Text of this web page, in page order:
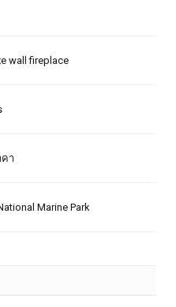
wall fireplace
า
Marine Park